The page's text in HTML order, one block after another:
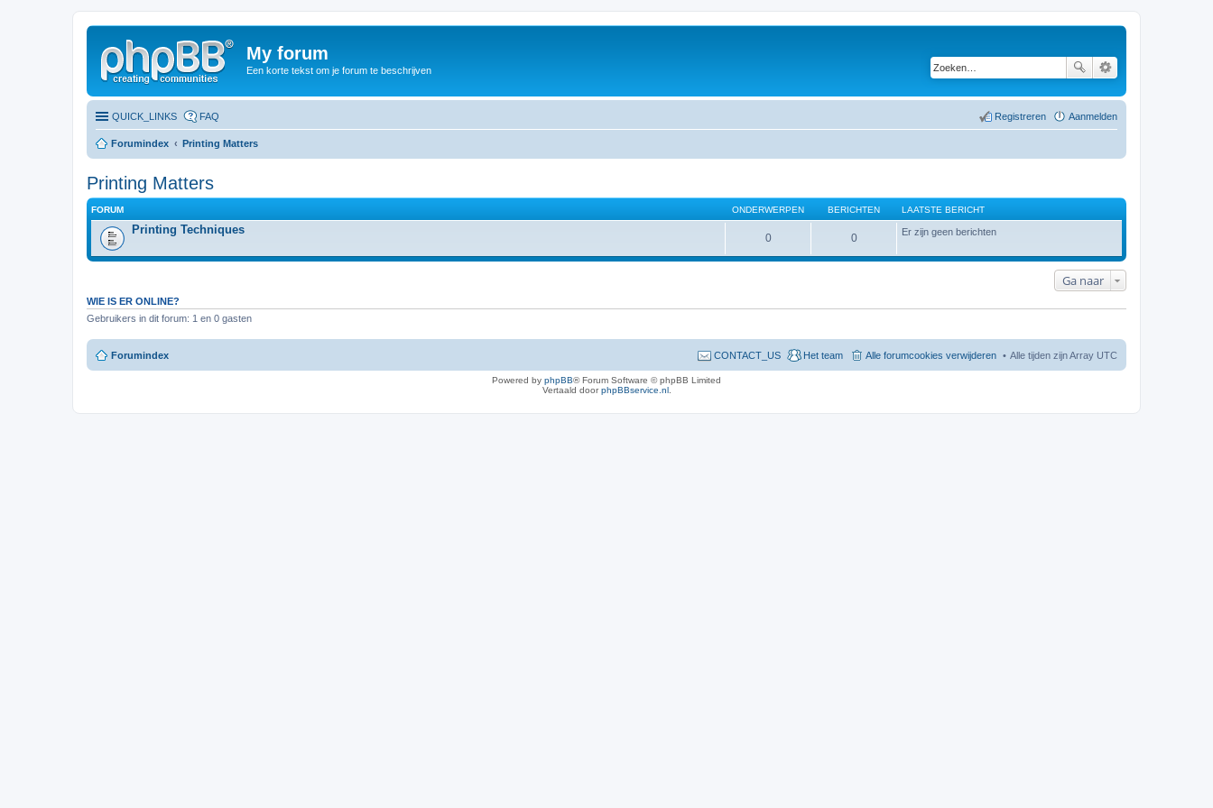
My forum
Een korte tekst om je forum te beschrijven
QUICK_LINKS FAQ Aanmelden
Registreren
Forumindex Printing Matters
Printing Matters
FORUM ONDERWERPEN BERICHTEN LAATSTE BERICHT
Printing Techniques
0 0 Er zijn geen berichten
Ga naar
WIE IS ER ONLINE?
Gebruikers in dit forum: 1 en 0 gasten
Forumindex Alle tijden zijn Array UTC
Alle forumcookies verwijderen
Het team
CONTACT_US
Powered by phpBB® Forum Software © phpBB Limited
Vertaald doorphpBBservice.nl.